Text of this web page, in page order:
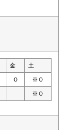
金 土
Ｏ ※Ｏ
※Ｏ